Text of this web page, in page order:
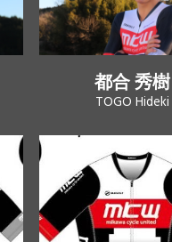
都合 秀樹
TOGO Hideki